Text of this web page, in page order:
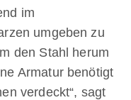
im
umgeben zu
den Stahl herum
Armatur benötigt
verdeckt“, sagt